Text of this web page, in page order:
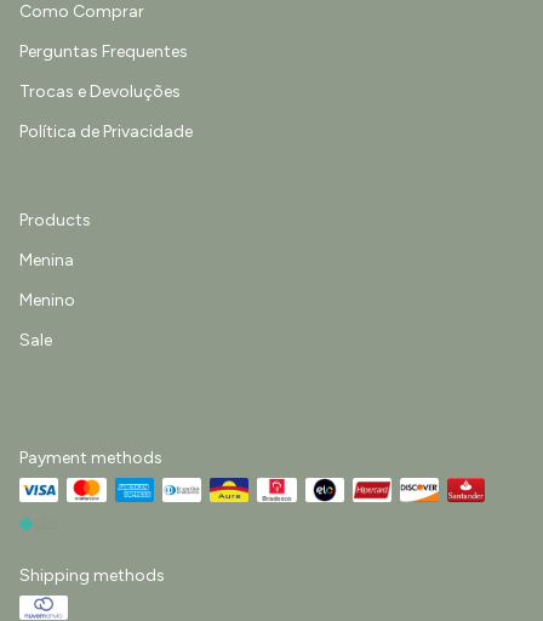
Como Comprar
Perguntas Frequentes
Trocas e Devoluções
Política de Privacidade
Products
Menina
Menino
Sale
Payment methods
Shipping methods